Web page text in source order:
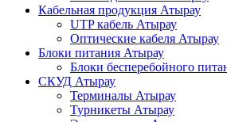
Кабельная продукция Атырау
UTP кабель Атырау
Оптические кабеля Атырау
Блоки питания Атырау
Блоки бесперебойного
СКУД Атырау
Терминалы Атырау
Турникеты Атырау